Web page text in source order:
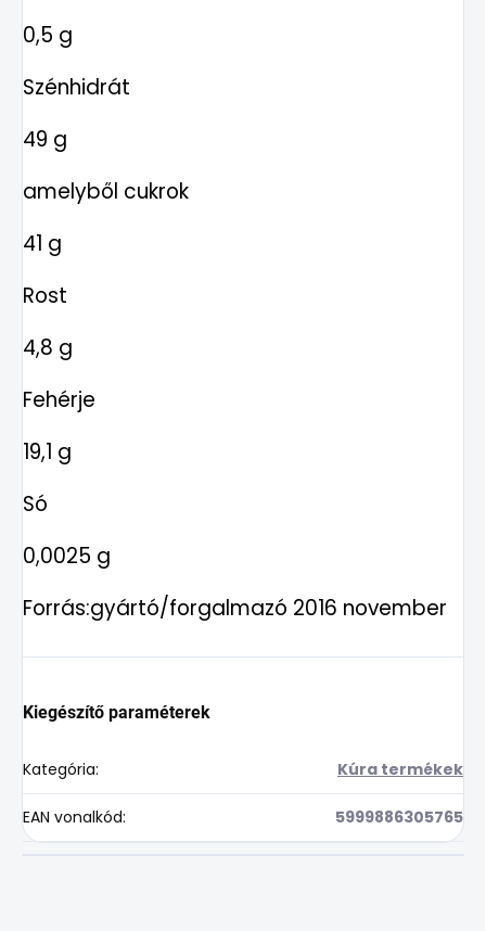
0,5 g
Szénhidrát
49 g
amelyből cukrok
41 g
Rost
4,8 g
Fehérje
19,1 g
Só
0,0025 g
Forrás:gyártó/forgalmazó 2016 november
Kiegészítő paraméterek
Kategória: Kúra termékek
EAN vonalkód: 5999886305765